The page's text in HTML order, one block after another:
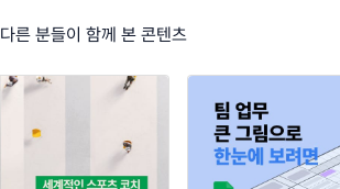
다른 분들이 함께 본 콘텐츠